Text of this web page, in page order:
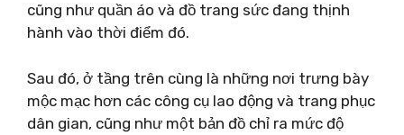
cũng như quần áo và đồ trang sức đang thịnh
hành vào thời điểm đó.
Sau đó, ở tầng trên cùng là những nơi trưng bày
mộc mạc hơn các công cụ lao động và trang phục
dân gian, cũng như một bản đồ chỉ ra mức độ